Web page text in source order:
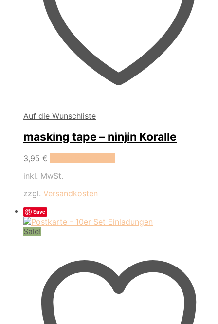
Auf die Wunschliste
masking tape – ninjin Koralle
3,95 €
inkl. MwSt.
zzgl. Versandkosten
Save
Sale!